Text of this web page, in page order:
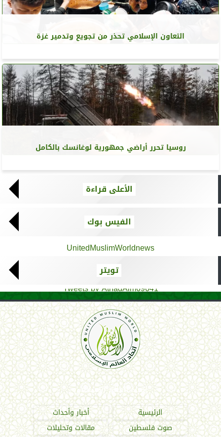
التعاون الإسلامي تحذر من تجويع وتدمير غزة
روسيا تحرر أراضي جمهورية لوغانسك بالكامل
الأعلى قراءة
الفيس بوك
UnitedMuslimWorldnews
تويتر
Tweets by AthadAlm69641
اتحاد العالم الإسلامي
الرئيسية
أخبار وأحداث
صوت فلسطين
مقالات وتحليلات